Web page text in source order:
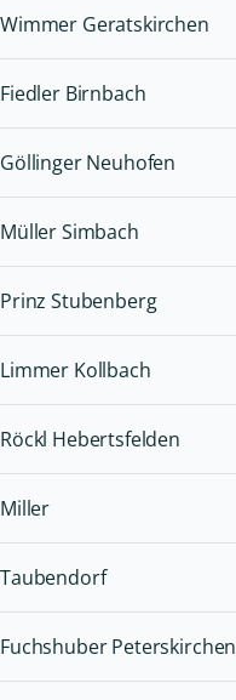
Wimmer Geratskirchen
Fiedler Birnbach
Göllinger Neuhofen
Müller Simbach
Prinz Stubenberg
Limmer Kollbach
Röckl Hebertsfelden
Miller
Taubendorf
Fuchshuber Peterskirchen